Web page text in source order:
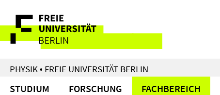
direkt
Inhalt
Service-
Navigation
PHYSIK • FREIE UNIVERSITÄT BERLIN
STUDIUM FORSCHUNG FACHBEREICH